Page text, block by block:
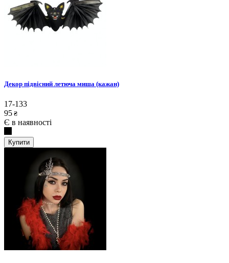
Декор підвісний летюча миша (кажан)
17-133
95 ₴
Є в наявності
Купити